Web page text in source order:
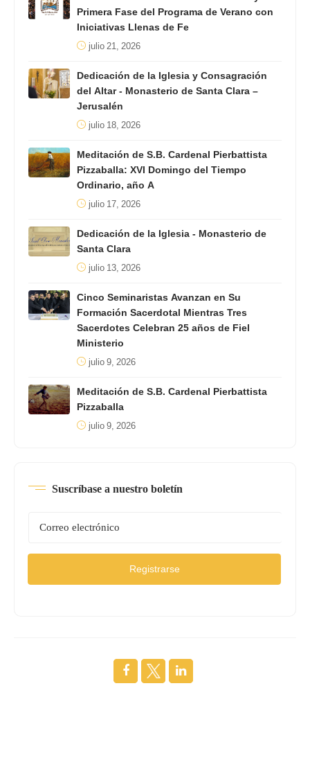
Primera Fase del Programa de Verano con
Iniciativas Llenas de Fe
julio 21, 2026
Dedicación de la Iglesia y Consagración
del Altar - Monasterio de Santa Clara –
Jerusalén
julio 18, 2026
Meditación de S.B. Cardenal Pierbattista
Pizzaballa: XVI Domingo del Tiempo
Ordinario, año A
julio 17, 2026
Dedicación de la Iglesia - Monasterio de
Santa Clara
julio 13, 2026
Cinco Seminaristas Avanzan en Su
Formación Sacerdotal Mientras Tres
Sacerdotes Celebran 25 años de Fiel
Ministerio
julio 9, 2026
Meditación de S.B. Cardenal Pierbattista
Pizzaballa
julio 9, 2026
Suscríbase a nuestro boletín
Registrarse